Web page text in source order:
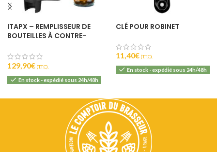
ITAPX – REMPLISSEUR DE
BOUTEILLES À CONTRE-
129,90€ (T.T.C).
En stock - expédié sous 24h/48h
CLÉ POUR ROBINET
11,40€ (T.T.C).
En stock - expédié sous 24h/48h